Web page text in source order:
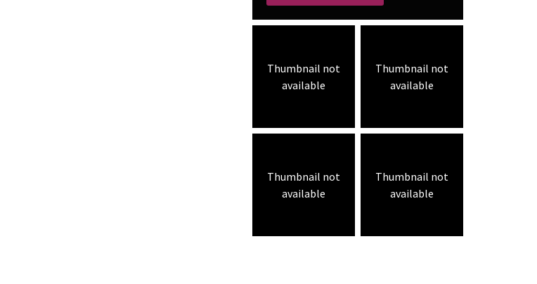
Thumbnail not
available
Thumbnail not
available
Thumbnail not
available
Thumbnail not
available